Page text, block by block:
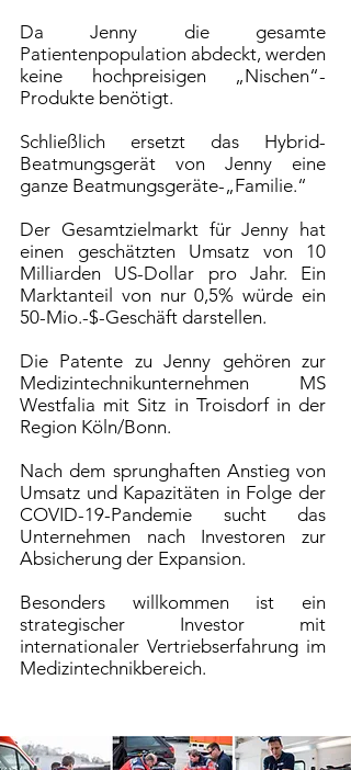
Da Jenny die gesamte
Patientenpopulation abdeckt, werden
keine hochpreisigen „Nischen“-
Produkte benötigt.
Schließlich ersetzt das Hybrid-
Beatmungsgerät von Jenny eine
ganze Beatmungsgeräte-„Familie.“
Der Gesamtzielmarkt für Jenny hat
einen geschätzten Umsatz von 10
Milliarden US-Dollar pro Jahr. Ein
Marktanteil von nur 0,5% würde ein
50-Mio.-$-Geschäft darstellen.
Die Patente zu Jenny gehören zur
Medizintechnikunternehmen MS
Westfalia mit Sitz in Troisdorf in der
Region Köln/Bonn.
Nach dem sprunghaften Anstieg von
Umsatz und Kapazitäten in Folge der
COVID-19-Pandemie sucht das
Unternehmen nach Investoren zur
Absicherung der Expansion.
Besonders willkommen ist ein
strategischer Investor mit
internationaler Vertriebserfahrung im
Medizintechnikbereich.